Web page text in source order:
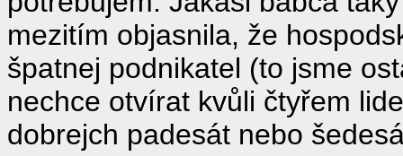
mezitím objasnila, že
špatnej podnikatel (to jsme
nechce otvírat kvůli čtyřem
dobrejch padesát nebo